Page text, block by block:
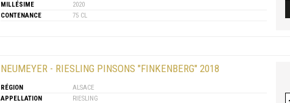
MILLÉSIME
2020
CONTENANCE
75 CL
NEUMEYER - RIESLING PINSONS "FINKENBERG" 2018
RÉGION
ALSACE
APPELLATION
RIESLING